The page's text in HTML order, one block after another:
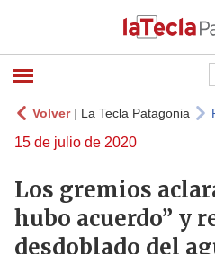
Volver| La Tecla Patagonia
15 de julio de 2020
Los gremios
hubo acuerdo” y
desdoblado del